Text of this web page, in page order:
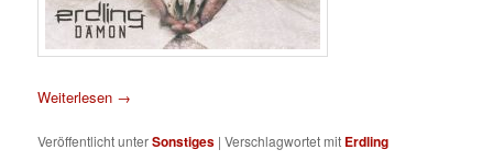
Weiterlesen →
Veröffentlicht unterSonstiges |Verschlagwortet mit Erdling